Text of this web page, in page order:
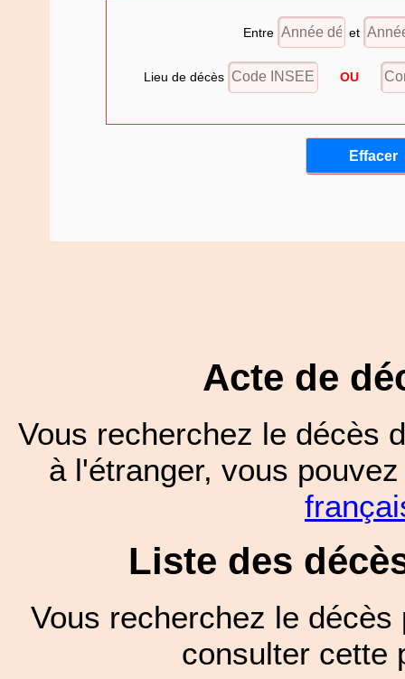
Entre et
Lieu de décès OU
Acte de
Vous recherchez le décès
à l'étranger, vous
Liste des
Vous recherchez le
consulter